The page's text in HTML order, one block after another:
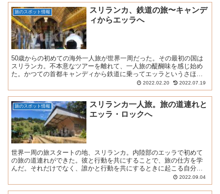
旅のスポット情報
スリランカ、鉄道の旅〜キャンデ
ィからエッラへ
50歳からの初めての海外一人旅が世界一周だった。その最初の国は
スリランカ。不本意なツアーを離れて、一人旅の醍醐味を感じ始め
た。かつての首都キャンディから鉄道に乗ってエッラというさほど
有名ではない街へ向かう。全てが初めてのこと、全てが興味深く、
面白かった。
2022.02.20 2022.07.19
旅のスポット情報
スリランカ一人旅。旅の道連れと
エッラ・ロックへ
世界一周の旅スタートの地、スリランカ。内陸部のエッラで初めて
の旅の道連れができた。彼と行動を共にすることで、旅の仕方を学
んだ。それだけでなく、誰かと行動を共にするときに起こる自分の
心の癖と向き合い、その弱点を乗り越えるきっかけともなった。
2022.09.04